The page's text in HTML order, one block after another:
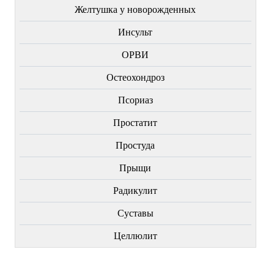
Желтушка у новорожденных
Инсульт
ОРВИ
Остеохондроз
Пcориаз
Простатит
Простуда
Прыщи
Радикулит
Суставы
Целлюлит